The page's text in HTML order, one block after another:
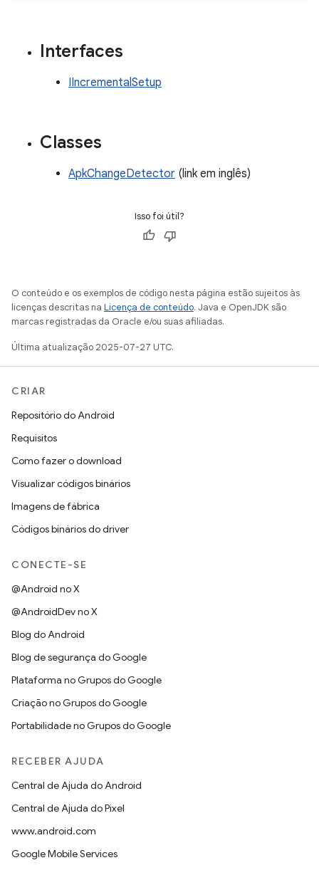
Interfaces
IIncrementalSetup
Classes
ApkChangeDetector (link em inglês)
Isso foi útil?
O conteúdo e os exemplos de código nesta página estão sujeitos às
licenças descritas na Licença de conteúdo. Java e OpenJDK são
marcas registradas da Oracle e/ou suas afiliadas.
Última atualização 2025-07-27 UTC.
CRIAR
Repositório do Android
Requisitos
Como fazer o download
Visualizar códigos binários
Imagens de fábrica
Códigos binários do driver
CONECTE-SE
@Android no X
@AndroidDev no X
Blog do Android
Blog de segurança do Google
Plataforma no Grupos do Google
Criação no Grupos do Google
Portabilidade no Grupos do Google
RECEBER AJUDA
Central de Ajuda do Android
Central de Ajuda do Pixel
www.android.com
Google Mobile Services